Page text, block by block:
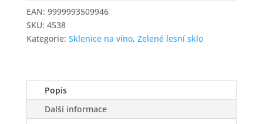
víno
Spina
množství
EAN: 9999993509946
SKU: 4538
Kategorie: Sklenice na víno, Zelené lesní sklo
Popis
Další informace